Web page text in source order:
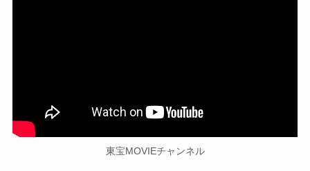
東宝MOVIEチャンネル